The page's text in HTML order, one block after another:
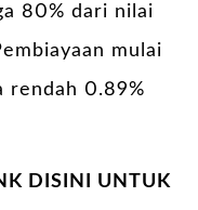
80% dari nilai
mulai
rendah 0.89%
DISINI UNTUK